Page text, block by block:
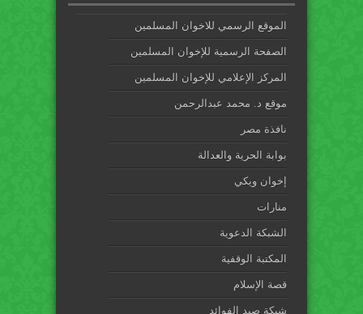
الموقع الرسمي للاخوان المسلمين
الصفحة الرسمية للإخوان المسلمين
المركز الإعلامي للإخوان المسلمين
موقع د. محمد عبدالرحمن
نافذة مصر
بوابة الحرية والعدالة
إخوان ويكي
منارات
الشبكة الدعوية
المكتبة الوقفية
قصة الإسلام
شبكة صيد الفوائد